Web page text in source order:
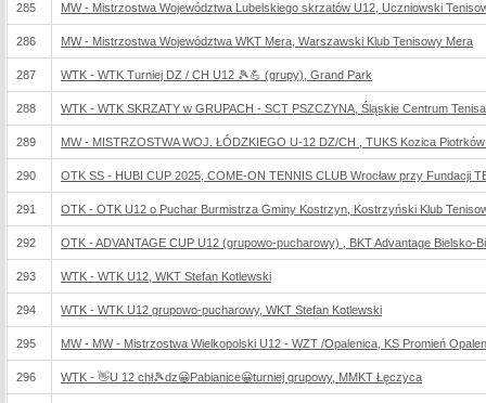
285 MW - Mistrzostwa Województwa Lubelskiego skrzatów U12, Uczniowski
286 MW - Mistrzostwa Województwa WKT Mera, Warszawski Klub Tenisowy Mera
287 WTK - WTK Turniej DZ / CH U12 🎾💪 (grupy), Grand Park
288 WTK - WTK SKRZATY w GRUPACH - SCT PSZCZYNA, Śląskie Centrum
289 MW - MISTRZOSTWA WOJ. ŁÓDZKIEGO U-12 DZ/CH , TUKS Kozica
290 OTK SS - HUBI CUP 2025, COME-ON TENNIS CLUB Wrocław przy Fundacji
291 OTK - OTK U12 o Puchar Burmistrza Gminy Kostrzyn, Kostrzyński Klub
292 OTK - ADVANTAGE CUP U12 (grupowo-pucharowy) , BKT Advantage Bielsko-
293 WTK - WTK U12, WKT Stefan Kotlewski
294 WTK - WTK U12 grupowo-pucharowy, WKT Stefan Kotlewski
295 MW - MW - Mistrzostwa Wielkopolski U12 - WZT /Opalenica, KS Promień
296 WTK - 👋U 12 chł🎾dz😀Pabianice😀turniej grupowy, MMKT Łęczyca